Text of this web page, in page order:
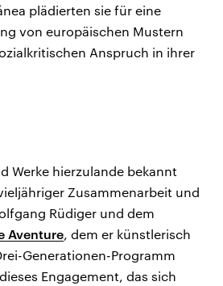
plädierten sie für eine
von europäischen Mustern
Anspruch in ihrer
Werke hierzulande bekannt
Zusammenarbeit und
Rüdiger und dem
Aventure, dem er künstlerisch
Generationen-Programm
Engagement, das sich